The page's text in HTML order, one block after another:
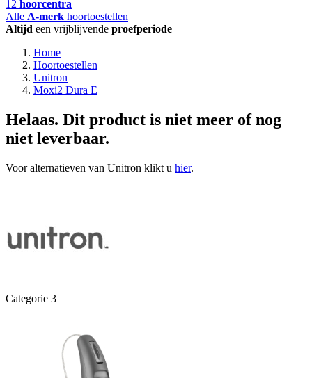
12 hoorcentra
Alle A-merk hoortoestellen
Altijd een vrijblijvende proefperiode
Home
Hoortoestellen
Unitron
Moxi2 Dura E
Helaas. Dit product is niet meer of nog
niet leverbaar.
Voor alternatieven van Unitron klikt u hier.
Categorie 3